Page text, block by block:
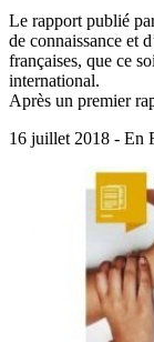
Le rapport publié
de connaissance et
françaises, que ce
international.
Après un premier
16 juillet 2018 - En